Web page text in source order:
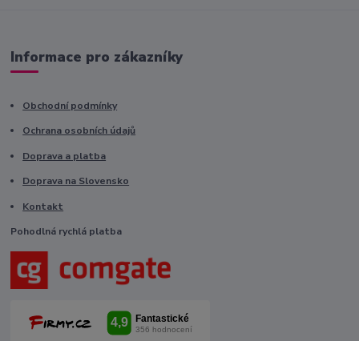
Informace pro zákazníky
Obchodní podmínky
Ochrana osobních údajů
Doprava a platba
Doprava na Slovensko
Kontakt
Pohodlná rychlá platba